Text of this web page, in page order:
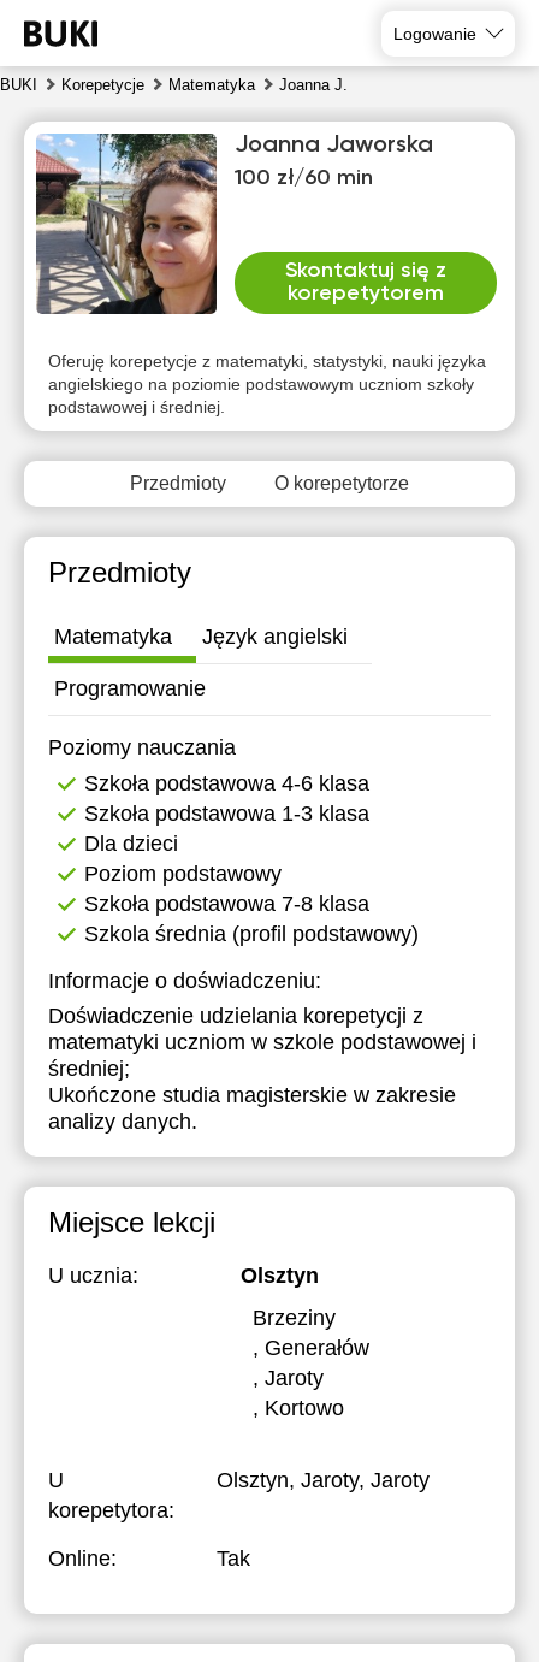
Logowanie
BUKI Korepetycje Matematyka Joanna J.
Joanna Jaworska
100 zł/60 min
Skontaktuj się z
korepetytorem
Oferuję korepetycje z matematyki, statystyki, nauki języka
angielskiego na poziomie podstawowym uczniom szkoły
podstawowej i średniej.
Przedmioty O korepetytorze
Przedmioty
Matematyka Język angielski
Programowanie
Poziomy nauczania
Szkoła podstawowa 4-6 klasa
Szkoła podstawowa 1-3 klasa
Dla dzieci
Poziom podstawowy
Szkoła podstawowa 7-8 klasa
Szkola średnia (profil podstawowy)
Informacje o doświadczeniu:
Doświadczenie udzielania korepetycji z
matematyki uczniom w szkole podstawowej i
średniej;
Ukończone studia magisterskie w zakresie
analizy danych.
Miejsce lekcji
U ucznia:
Olsztyn
Brzeziny
, Generałów
, Jaroty
, Kortowo
U
korepetytora:
Olsztyn, Jaroty, Jaroty
Online: Tak
7
8
9
10
11
12
17:00
18:00
Brak
dostępnych
terminów
dostępnych
terminów
dostępnych
terminów
dostępnych
terminów